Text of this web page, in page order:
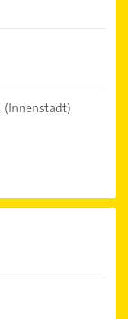
(Innenstadt)